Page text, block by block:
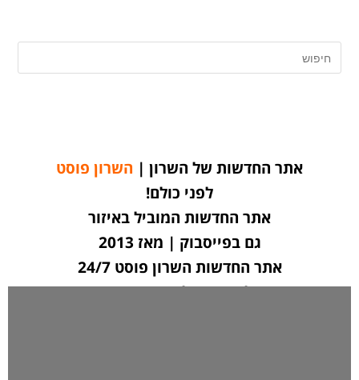
אתר החדשות של השרון | השרון פוסט
לפני כולם!
אתר החדשות המוביל באיזור
גם בפייסבוק | מאז 2013
אתר החדשות השרון פוסט 24/7
לחצו כאן ליצירת קשר